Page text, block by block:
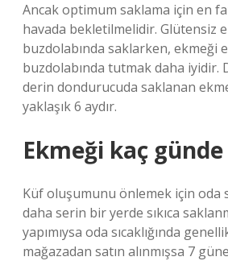
Ancak optimum saklama için en
havada bekletilmelidir. Glütensiz
buzdolabında saklarken, ekmeği
buzdolabında tutmak daha iyidir.
derin dondurucuda saklanan
yaklaşık 6 aydır.
Ekmeği kaç
Küf oluşumunu önlemek için oda
daha serin bir yerde sıkıca
yapımıysa oda sıcaklığında
mağazadan satın alınmışsa 7